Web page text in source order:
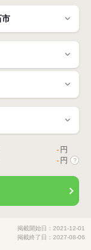
- 円
- 円 ?
掲載開始日：2021-12-01
掲載終了日：2027-08-06